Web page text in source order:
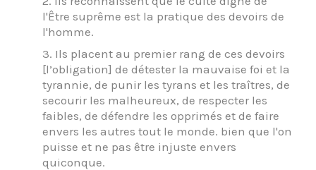
l'Être suprême est la pratique des devoirs de
l'homme.
3. Ils placent au premier rang de ces devoirs
[l’obligation] de détester la mauvaise foi et la
tyrannie, de punir les tyrans et les traîtres, de
secourir les malheureux, de respecter les
faibles, de défendre les opprimés et de faire
envers les autres tout le monde. bien que l'on
puisse et ne pas être injuste envers
quiconque.